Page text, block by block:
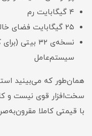
۴ گیگابایت رم
۲۵ گیگابایت فضای خالی هارد
سیستم‌عامل
همان‌طور که می‌بینید
سخت‌افزار قوی نیست و
با قیمتی کاملا